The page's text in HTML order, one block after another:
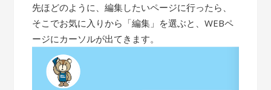
先ほどのように、編集したいページに行ったら、
そこでお気に入りから「編集」を選ぶと、WEBペ
ージにカーソルが出てきます。